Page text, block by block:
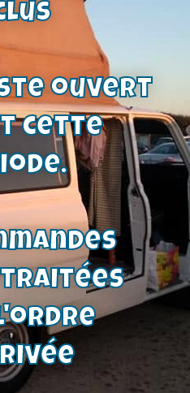
côté droit | Ford
– avec garnitures
| Ref : 1081
€
produit
ouvert
cette